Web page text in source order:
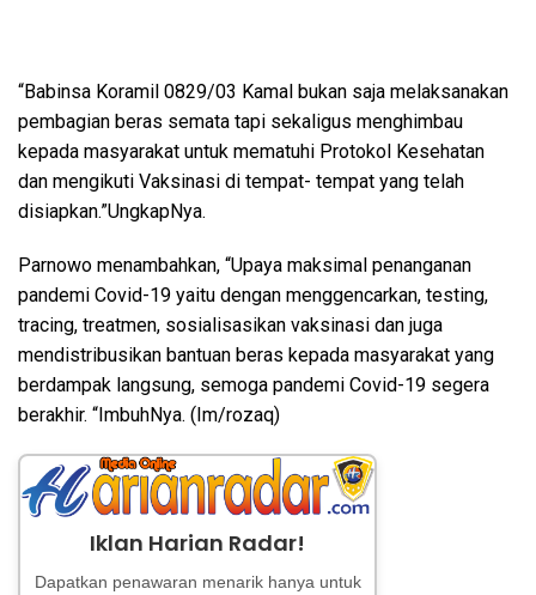
“Babinsa Koramil 0829/03 Kamal bukan saja melaksanakan
pembagian beras semata tapi sekaligus menghimbau
kepada masyarakat untuk mematuhi Protokol Kesehatan
dan mengikuti Vaksinasi di tempat- tempat yang telah
disiapkan.”UngkapNya.
Parnowo menambahkan, “Upaya maksimal penanganan
pandemi Covid-19 yaitu dengan menggencarkan, testing,
tracing, treatmen, sosialisasikan vaksinasi dan juga
mendistribusikan bantuan beras kepada masyarakat yang
berdampak langsung, semoga pandemi Covid-19 segera
berakhir. “ImbuhNya. (Im/rozaq)
Iklan Harian Radar!
Dapatkan penawaran menarik hanya untuk